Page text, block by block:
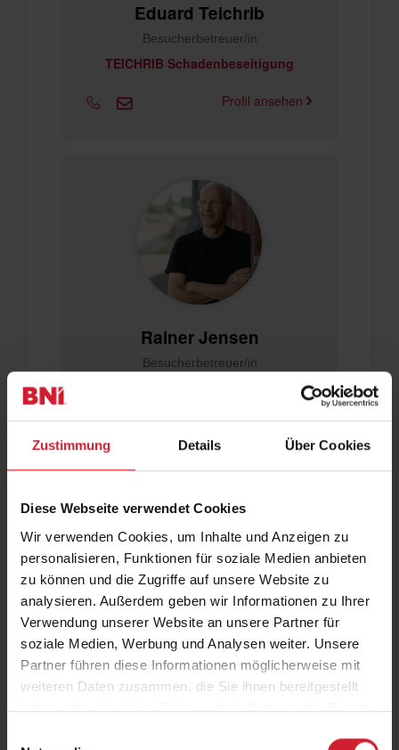
Zustimmung Details Über Cookies
Diese Webseite verwendet Cookies
Wir verwenden Cookies, um Inhalte und Anzeigen zu
personalisieren, Funktionen für soziale Medien anbieten
zu können und die Zugriffe auf unsere Website zu
analysieren. Außerdem geben wir Informationen zu Ihrer
Verwendung unserer Website an unsere Partner für
soziale Medien, Werbung und Analysen weiter. Unsere
Partner führen diese Informationen möglicherweise mit
weiteren Daten zusammen, die Sie ihnen bereitgestellt
haben oder die sie im Rahmen Ihrer Nutzung der Dienste
Eduard Teichrib
Besucherbetreuer/in
TEICHRIB Schadenbeseitigung
Profil ansehen
Rainer Jensen
Besucherbetreuer/in
Profil ansehen
Rüdiger Präsang
Besucherbetreuer/in
Meier Druck Minden